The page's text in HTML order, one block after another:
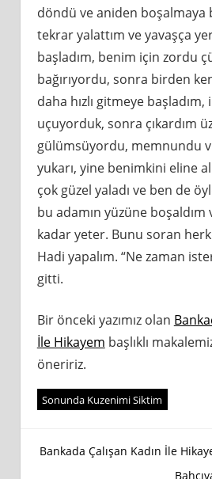
döndü ve aniden boşalmaya
tekrar yalattım ve yavaşça
başladım, benim için zordu
bağırıyordu, sonra birden
daha hızlı gitmeye
uçuyorduk, sonra çıkardım
gülümsüyordu, memnundu
yukarı, yine benimkini eline
çok güzel yaladı ve ben de
bu adamın yüzüne
kadar yeter. Bunu soran
Hadi yapalım. “Ne zaman
gitti.
Bir önceki yazımız olan
İle Hikayem başlıklı
öneririz.
Sonunda Kuzenimi Siktim
Yazı
Bankada Çalışan Kadın İle